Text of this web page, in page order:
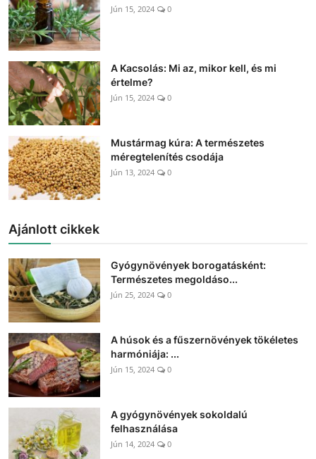
Jún 15, 2024 0
A Kacsolás: Mi az, mikor kell, és mi
értelme?
Jún 15, 2024 0
Mustármag kúra: A természetes
méregtelenítés csodája
Jún 13, 2024 0
Ajánlott cikkek
Gyógynövények borogatásként:
Természetes megoldáso...
Jún 25, 2024 0
A húsok és a fűszernövények tökéletes
harmóniája: ...
Jún 15, 2024 0
A gyógynövények sokoldalú
felhasználása
Jún 14, 2024 0